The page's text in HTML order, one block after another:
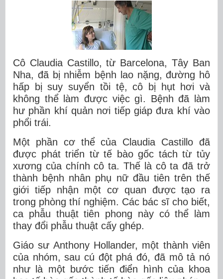
Cô Claudia Castillo, từ Barcelona, Tây Ban
Nha, đã bị nhiễm bệnh lao nặng, đường hô
hấp bị suy suyển tồi tệ, cô bị hụt hơi và
không thể làm được việc gì. Bệnh đã làm
hư phần khí quản nơi tiếp giáp đưa khí vào
phổi trái.
Một phần cơ thể của Claudia Castillo đã
được phát triển từ tế bào gốc tách từ tủy
xương của chính cô ta. Thế là cô ta đã trở
thành bệnh nhân phụ nữ đầu tiên trên thế
giới tiếp nhận một cơ quan được tạo ra
trong phòng thí nghiệm. Các bác sĩ cho biết,
ca phẫu thuật tiên phong này có thể làm
thay đổi phẫu thuật cấy ghép.
Giáo sư Anthony Hollander, một thành viên
của nhóm, sau cú đột phá đó, đã mô tả nó
như là một bước tiến điển hình của khoa